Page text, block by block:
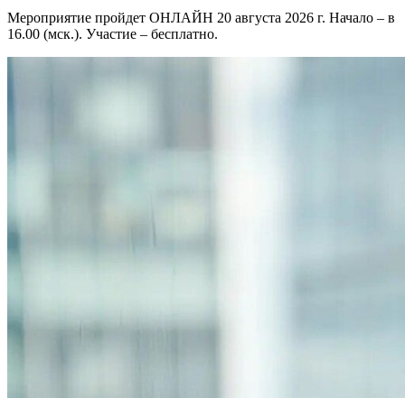
Мероприятие пройдет ОНЛАЙН 20 августа 2026 г. Начало – в
16.00 (мск.). Участие – бесплатно.